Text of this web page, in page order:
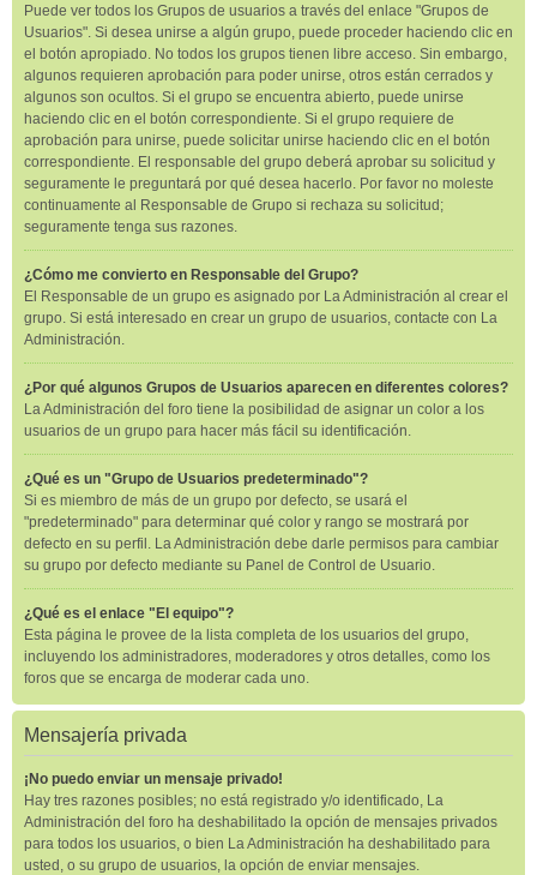
Puede ver todos los Grupos de usuarios a través del enlace "Grupos de
Usuarios". Si desea unirse a algún grupo, puede proceder haciendo clic en
el botón apropiado. No todos los grupos tienen libre acceso. Sin embargo,
algunos requieren aprobación para poder unirse, otros están cerrados y
algunos son ocultos. Si el grupo se encuentra abierto, puede unirse
haciendo clic en el botón correspondiente. Si el grupo requiere de
aprobación para unirse, puede solicitar unirse haciendo clic en el botón
correspondiente. El responsable del grupo deberá aprobar su solicitud y
seguramente le preguntará por qué desea hacerlo. Por favor no moleste
continuamente al Responsable de Grupo si rechaza su solicitud;
seguramente tenga sus razones.
¿Cómo me convierto en Responsable del Grupo?
El Responsable de un grupo es asignado por La Administración al crear el
grupo. Si está interesado en crear un grupo de usuarios, contacte con La
Administración.
¿Por qué algunos Grupos de Usuarios aparecen en diferentes colores?
La Administración del foro tiene la posibilidad de asignar un color a los
usuarios de un grupo para hacer más fácil su identificación.
¿Qué es un "Grupo de Usuarios predeterminado"?
Si es miembro de más de un grupo por defecto, se usará el
"predeterminado" para determinar qué color y rango se mostrará por
defecto en su perfil. La Administración debe darle permisos para cambiar
su grupo por defecto mediante su Panel de Control de Usuario.
¿Qué es el enlace "El equipo"?
Esta página le provee de la lista completa de los usuarios del grupo,
incluyendo los administradores, moderadores y otros detalles, como los
foros que se encarga de moderar cada uno.
Mensajería privada
¡No puedo enviar un mensaje privado!
Hay tres razones posibles; no está registrado y/o identificado, La
Administración del foro ha deshabilitado la opción de mensajes privados
para todos los usuarios, o bien La Administración ha deshabilitado para
usted, o su grupo de usuarios, la opción de enviar mensajes.